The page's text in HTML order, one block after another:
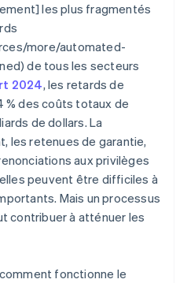
cela s’avère
paiements sur place pour
les plus fragmentés
more/automated-
de tous les secteurs
2024, les retards de
% des coûts totaux de
de dollars. La
les retenues de garantie,
aux privilèges
peuvent être difficiles à
Mais un processus
contribuer à atténuer les
fonctionne le